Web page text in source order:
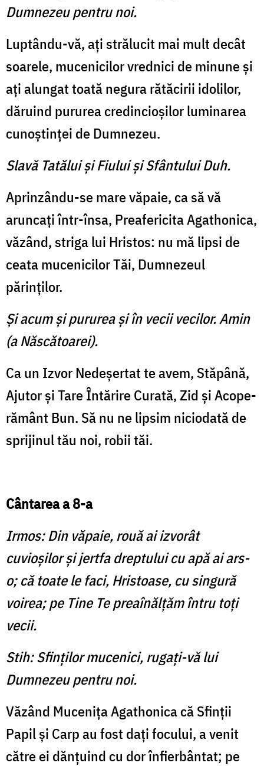
Dumnezeu pentru noi.
Luptându-vă, aţi strălucit mai mult decât
soarele, mucenicilor vrednici de minune şi
aţi alun­gat toată negura rătăcirii ido­lilor,
dăruind pururea credin­cioşilor luminarea
cunoştinţei de Dumnezeu.
Slavă Tatălui şi Fiului şi Sfântului Duh.
Aprinzându-se mare văpaie, ca să vă
aruncaţi într-însa, Preafericita Agathonica,
vă­zând, striga lui Hristos: nu mă lipsi de
ceata mucenicilor Tăi, Dumnezeul
părinţilor.
Şi acum şi pururea şi în vecii vecilor. Amin
(a Născătoarei).
Ca un Izvor Nedeşertat te avem, Stăpână,
Ajutor şi Tare Întărire Curată, Zid şi Acope­
rământ Bun. Să nu ne lipsim niciodată de
sprijinul tău noi, robii tăi.
Cântarea a 8-a
Irmos: Din văpaie, rouă ai izvorât
cuvioşilor şi jertfa dreptului cu apă ai ars-
o; că toate le faci, Hristoase, cu singură
voirea; pe Tine Te preaînălţăm întru toţi
vecii.
Stih: Sfinţilor mucenici, rugaţi-vă lui
Dumnezeu pentru noi.
Văzând Muceniţa Agathonica că Sfinţii
Papil şi Carp au fost daţi focului, a venit
către ei dănţuind cu dor înfier­bântat; pe